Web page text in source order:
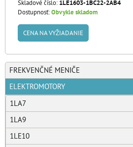
Skladové číslo: 1LE1603-1BC22-2AB4
Dostupnosť:Obvykle skladom
CENA NA VYŽIADANIE
FREKVENČNÉ MENIČE
ELEKTROMOTORY
1LA7
1LA9
1LE10